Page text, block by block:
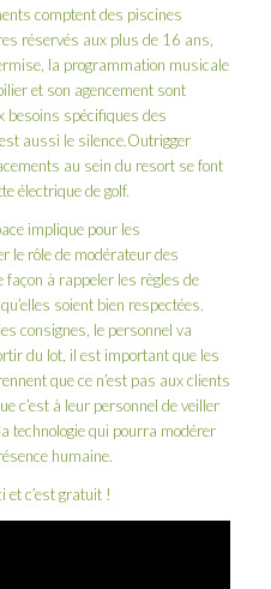
comptent des piscines
réservés aux plus de 16 ans,
la programmation musicale
et son agencement sont
besoins spécifiques des
aussi le silence.Outrigger
au sein du resort se font
électrique de golf.
implique pour les
le rôle de modérateur des
à rappeler les règles de
soient bien respectées.
consignes, le personnel va
du lot, il est important que les
que ce n’est pas aux clients
c’est à leur personnel de veiller
technologie qui pourra modérer
humaine.
et c’est gratuit !